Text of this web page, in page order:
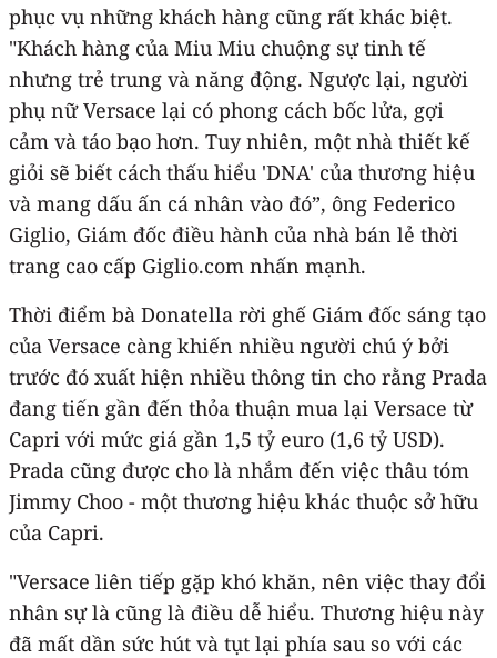
phục vụ những khách hàng cũng rất khác biệt.
"Khách hàng của Miu Miu chuộng sự tinh tế
nhưng trẻ trung và năng động. Ngược lại, người
phụ nữ Versace lại có phong cách bốc lửa, gợi
cảm và táo bạo hơn. Tuy nhiên, một nhà thiết kế
giỏi sẽ biết cách thấu hiểu 'DNA' của thương hiệu
và mang dấu ấn cá nhân vào đó”, ông Federico
Giglio, Giám đốc điều hành của nhà bán lẻ thời
trang cao cấp Giglio.com nhấn mạnh.
Thời điểm bà Donatella rời ghế Giám đốc sáng tạo
của Versace càng khiến nhiều người chú ý bởi
trước đó xuất hiện nhiều thông tin cho rằng Prada
đang tiến gần đến thỏa thuận mua lại Versace từ
Capri với mức giá gần 1,5 tỷ euro (1,6 tỷ USD).
Prada cũng được cho là nhắm đến việc thâu tóm
Jimmy Choo - một thương hiệu khác thuộc sở hữu
của Capri.
"Versace liên tiếp gặp khó khăn, nên việc thay đổi
nhân sự là cũng là điều dễ hiểu. Thương hiệu này
đã mất dần sức hút và tụt lại phía sau so với các